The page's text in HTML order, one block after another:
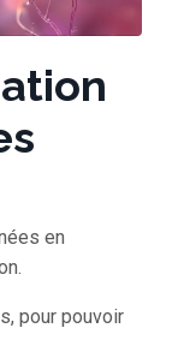
en
pour pouvoir